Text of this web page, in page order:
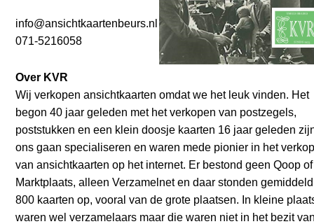
info@ansichtkaartenbeurs.nl
071-5216058
Over KVR
Wij verkopen ansichtkaarten omdat we het leuk vinden. Het
begon 40 jaar geleden met het verkopen van postzegels,
poststukken en een klein doosje kaarten 16 jaar geleden
ons gaan specialiseren en waren mede pionier in het
van ansichtkaarten op het internet. Er bestond geen Qoop of
Marktplaats, alleen Verzamelnet en daar stonden gemiddeld
800 kaarten op, vooral van de grote plaatsen. In kleine
waren wel verzamelaars maar die waren niet in het bezit